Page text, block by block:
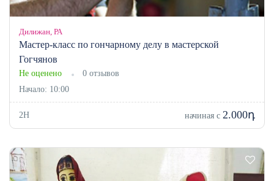
Дилижан, РА
Мастер-класс по гончарному делу в мастерской
Гогчянов
Не оценено
0 отзывов
Начало: 10:00
2H начиная с 2.000դ